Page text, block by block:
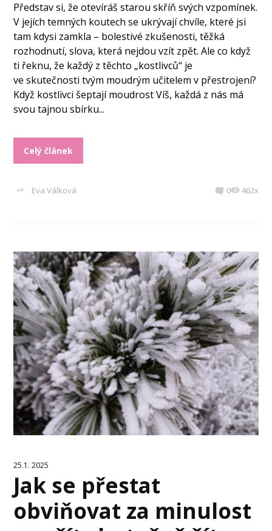
Představ si, že otevíráš starou skříň svých vzpomínek.
V jejích temných koutech se ukrývají chvíle, které jsi
tam kdysi zamkla – bolestivé zkušenosti, těžká
rozhodnutí, slova, která nejdou vzít zpět. Ale co když
ti řeknu, že každý z těchto „kostlivců“ je
ve skutečnosti tvým moudrým učitelem v přestrojení?
Když kostlivci šeptají moudrost Víš, každá z nás má
svou tajnou sbírku...
Celý článek
Eva Válková 0 462x
25.1. 2025
Jak se přestat
obviňovat za minulost